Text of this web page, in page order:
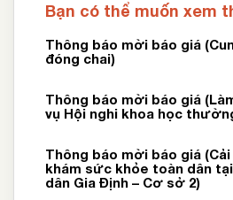
Bạn có thể muốn xem
Thông báo mời báo giá
đóng chai)
Thông báo mời báo giá
vụ Hội nghi khoa học
Thông báo mời báo giá
khám sức khỏe toàn dân tại
dân Gia Định – Cơ sở 2)